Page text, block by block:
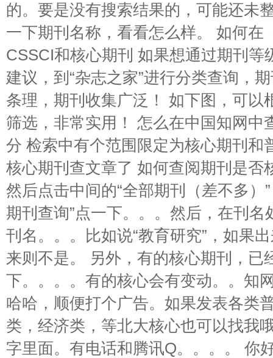
的。要是没有搜索结果的，可能还未
一下期刊名称，看看怎么样。 如何在
CSSCI和核心期刊 如果想通过期刊等
建议，到“杂志之家”进行分类查询，
条理，期刊收集广泛！ 如下图，可以
筛选，非常实用！ 怎么在中国知网中
分 检索中有个范围限定为核心期刊和
核心期刊查文章了 如何查阅期刊是否
然后点击中间的“全部期刊（差不多）
期刊查询”点一下。。。然后，在刊
刊名。。。比如说“教育研究”，如果
来则不是。 另外，有的核心期刊，已
下。。。。有的核心会有变动。。知
哈哈，顺便打个广告。如果发表各类
类，经济类，等北大核心也可以找我
字里面。有电话和腾讯Q。。。。 你